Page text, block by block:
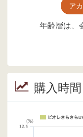
ア
年齢層は、
購入時間